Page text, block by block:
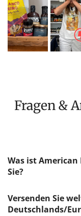
Fragen & Antworten zu American
Was ist
Sie?
Versenden Sie
Deutschlands/